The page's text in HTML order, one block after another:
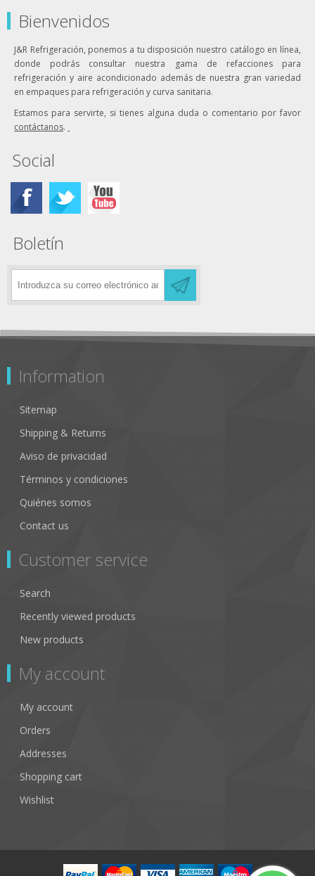
Bienvenidos
J&R Refrigeración, ponemos a tu disposición nuestro catálogo en línea,
donde podrás consultar nuestra gama de refacciones para
refrigeración y aire acondicionado además de nuestra gran variedad
en empaques para refrigeración y curva sanitaria.
Estamos para servirte, si tienes alguna duda o comentario por favor
contáctanos.
Social
Boletín
Information
Sitemap
Shipping & Returns
Aviso de privacidad
Términos y condiciones
Quiénes somos
Contact us
Customer service
Search
Recently viewed products
New products
My account
My account
Orders
Addresses
Shopping cart
Wishlist